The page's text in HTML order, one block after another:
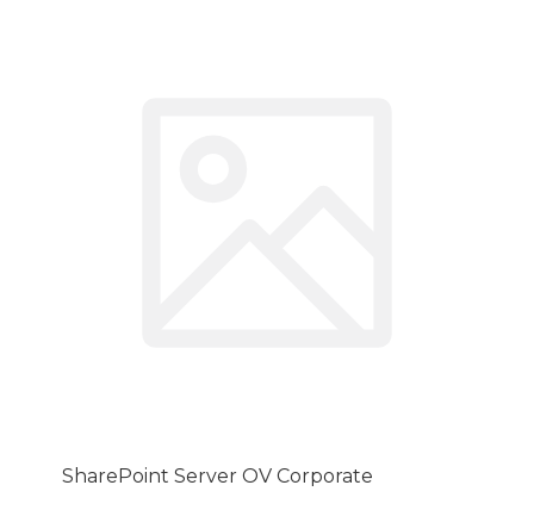
SharePoint Server OV Corporate